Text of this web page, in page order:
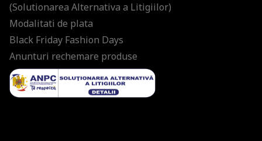
(Solutionarea Alternativa a Litigiilor)
Modalitati de plata
Black Friday Fashion Days
Anunturi rechemare produse